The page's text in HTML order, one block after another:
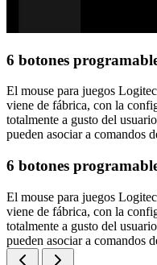
6 botones
El mouse para juegos
viene de fábrica, con la
totalmente a gusto del
pueden asociar a comandos
6 botones
El mouse para juegos
viene de fábrica, con la
totalmente a gusto del
pueden asociar a comandos